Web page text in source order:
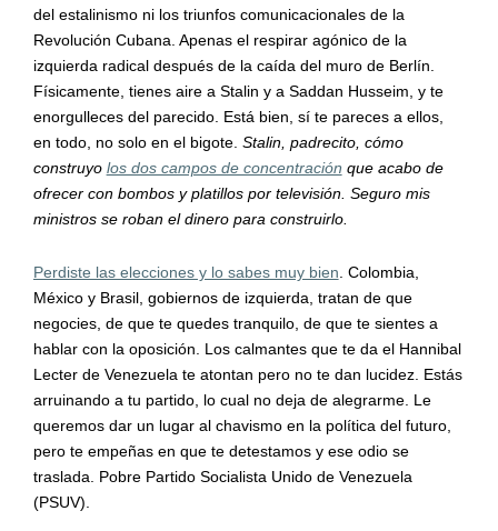
del estalinismo ni los triunfos comunicacionales de la
Revolución Cubana. Apenas el respirar agónico de la
izquierda radical después de la caída del muro de Berlín.
Físicamente, tienes aire a Stalin y a Saddan Husseim, y te
enorgulleces del parecido. Está bien, sí te pareces a ellos,
en todo, no solo en el bigote. Stalin, padrecito, cómo
construyo los dos campos de concentración que acabo de
ofrecer con bombos y platillos por televisión. Seguro mis
ministros se roban el dinero para construirlo.
Perdiste las elecciones y lo sabes muy bien. Colombia,
México y Brasil, gobiernos de izquierda, tratan de que
negocies, de que te quedes tranquilo, de que te sientes a
hablar con la oposición. Los calmantes que te da el Hannibal
Lecter de Venezuela te atontan pero no te dan lucidez. Estás
arruinando a tu partido, lo cual no deja de alegrarme. Le
queremos dar un lugar al chavismo en la política del futuro,
pero te empeñas en que te detestamos y ese odio se
traslada. Pobre Partido Socialista Unido de Venezuela
(PSUV).